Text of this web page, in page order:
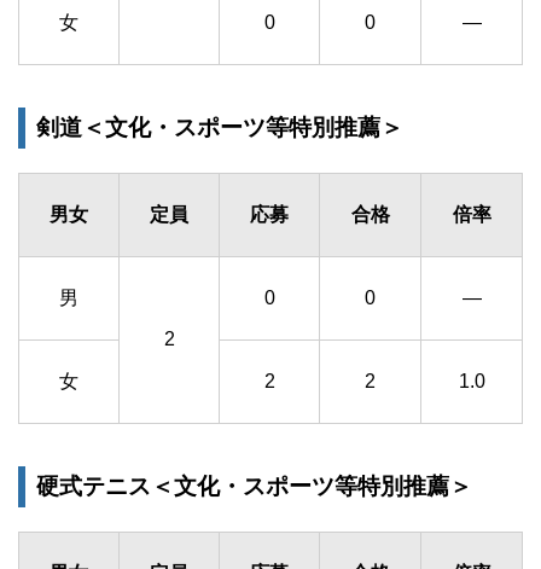
女 0 0 ―
剣道＜文化・スポーツ等特別推薦＞
男女 定員 応募 合格 倍率
男
2
0 0 ―
女 2 2 1.0
硬式テニス＜文化・スポーツ等特別推薦＞